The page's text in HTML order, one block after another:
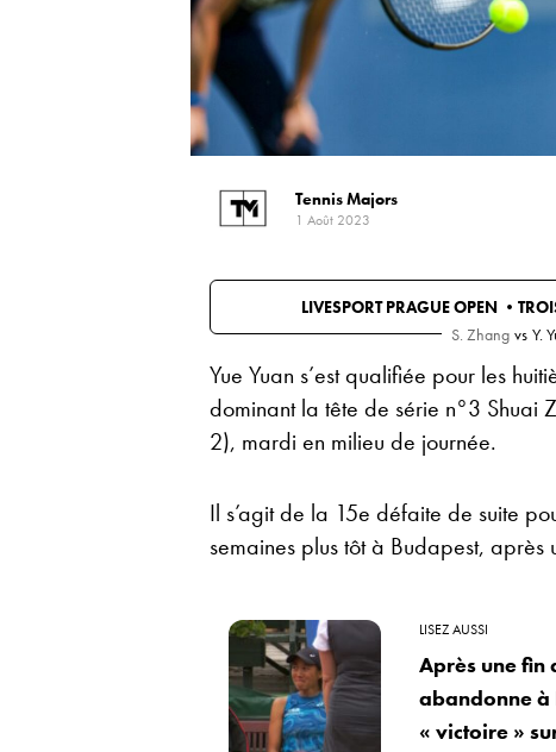
Tennis Majors
1 Août 2023
LIVESPORT PRAGUE OPEN •
S. Zhang vs Y.
Yue Yuan s’est qualifiée pour les
dominant la tête de série n°3 Shuai
2), mardi en milieu de journée.
Il s’agit de la 15e défaite de suite
semaines plus tôt à Budapest,
LISEZ AUSSI
Après une fin
abandonne à
« victoire »